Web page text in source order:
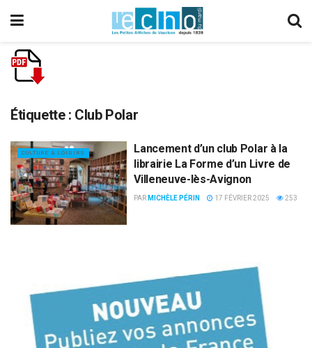
Étiquette : Club Polar
CULTURE & LOISIRS
Lancement d’un club Polar à la
librairie La Forme d’un Livre de
Villeneuve-lès-Avignon
PAR MICHÈLE PÉRIN 17 FÉVRIER 2025 253